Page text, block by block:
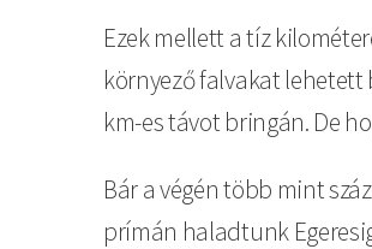
Ezek mellett a tíz
környező falvakat
km-es távot bringán. De
Bár a végén több mint
prímán haladtunk